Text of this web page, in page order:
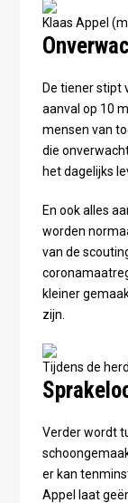
Klaas Appel
De tiener stipt
aanval op 10
mensen van
die
het dagelijks
En ook alles
worden
van de
kleiner
zijn.
Tijdens de
Verder wordt
er kan
Appel laat